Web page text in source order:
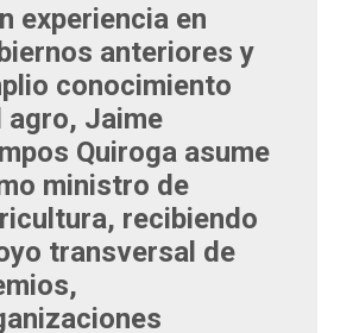
experiencia en
anteriores y
conocimiento
agro, Jaime
Quiroga asume
ministro de
recibiendo
transversal de